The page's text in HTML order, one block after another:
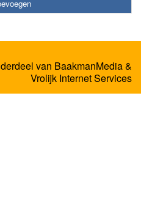
van BaakmanMedia&
Vrolijk Internet Services